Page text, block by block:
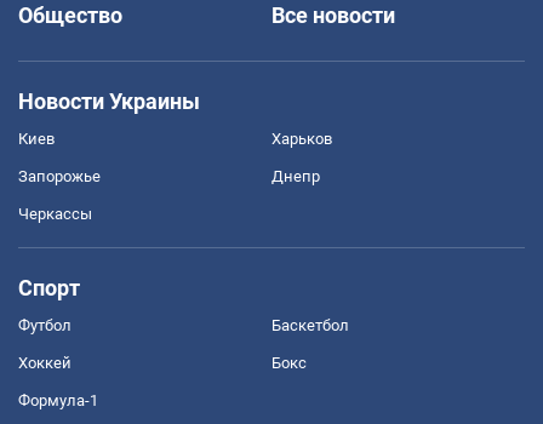
Общество
Все новости
Новости Украины
Киев Харьков
Запорожье Днепр
Черкассы
Спорт
Футбол Баскетбол
Хоккей Бокс
Формула-1